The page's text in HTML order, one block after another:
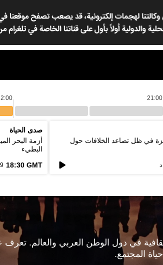
21:00
في ظل تصاعد الخلافات حول
صدى الحياة
أزمة البحر
البطيء
18:30 GMT
الثقافية في دول الوطن العربي والعالم.
المجتمع.